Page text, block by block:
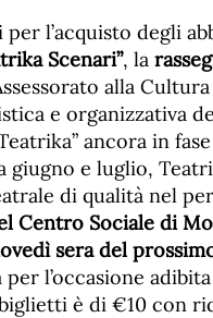
l’acquisto degli
Scenari”, la
alla
e organizzativa
ancora in
giugno e luglio,
di qualità nel
Centro Sociale di
sera del
per l’occasione
è di €10 con